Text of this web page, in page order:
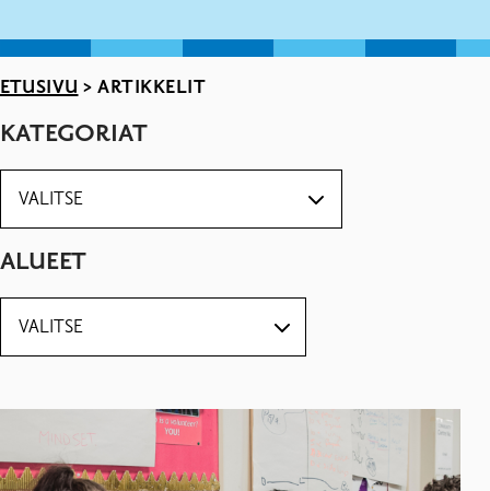
ETUSIVU > ARTIKKELIT
KATEGORIAT
ALUEET